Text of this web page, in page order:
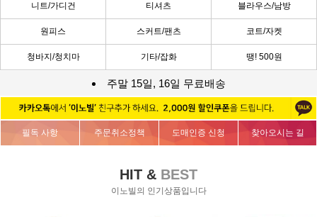
니트/가디건 티셔츠 블라우스/남방
원피스 스커트/팬츠 코트/자켓
청바지/청치마 기타/잡화 땡! 500원
주말 15일, 16일 무료배송
필독 사항 주문취소정책 도매인증 신청 찾아오시는 길
HIT & BEST
이노빌의 인기상품입니다